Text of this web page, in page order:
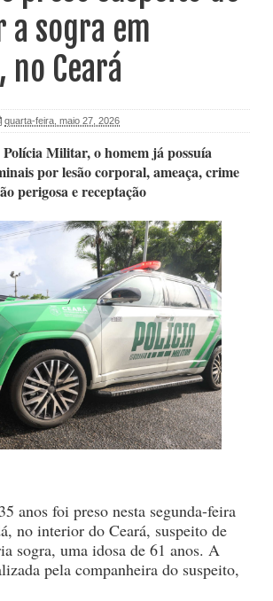
a sogra em
no Ceará
quarta-feira, maio 27, 2026
Militar, o homem já possuía
por lesão corporal, ameaça, crime
perigosa e receptação
anos foi preso nesta segunda-feira
no interior do Ceará, suspeito de
sogra, uma idosa de 61 anos. A
pela companheira do suspeito,